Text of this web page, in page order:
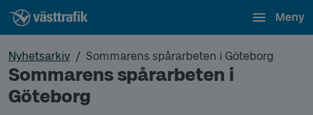
Meny
Nyhetsarkiv Sommarens spårarbeten i Göteborg
Sommarens spårarbeten i
Göteborg